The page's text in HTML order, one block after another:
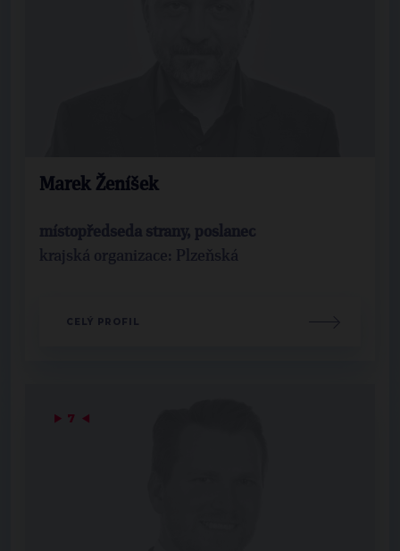
Marek Ženíšek
místopředseda strany, poslanec
krajská organizace: Plzeňská
CELÝ PROFIL
▶ 7 ◀